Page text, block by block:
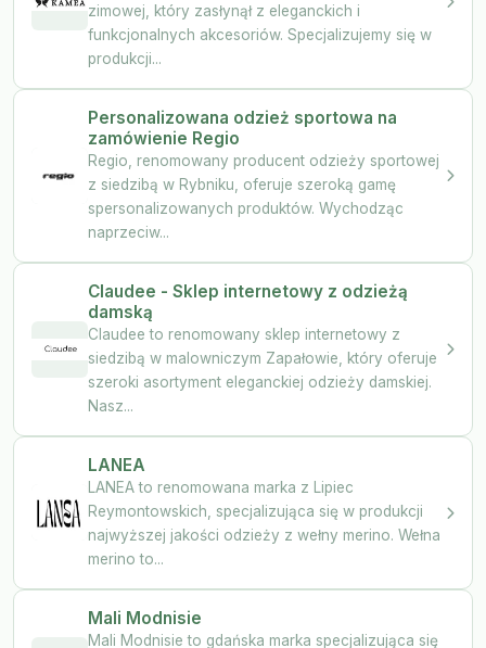
zimowej, który zasłynął z eleganckich i
funkcjonalnych akcesoriów. Specjalizujemy się w
produkcji...
Personalizowana odzież sportowa na
zamówienie Regio
Regio, renomowany producent odzieży sportowej
z siedzibą w Rybniku, oferuje szeroką gamę
spersonalizowanych produktów. Wychodząc
naprzeciw...
Claudee - Sklep internetowy z odzieżą
damską
Claudee to renomowany sklep internetowy z
siedzibą w malowniczym Zapałowie, który oferuje
szeroki asortyment eleganckiej odzieży damskiej.
Nasz...
LANEA
LANEA to renomowana marka z Lipiec
Reymontowskich, specjalizująca się w produkcji
najwyższej jakości odzieży z wełny merino. Wełna
merino to...
Mali Modnisie
Mali Modnisie to gdańska marka specjalizująca się